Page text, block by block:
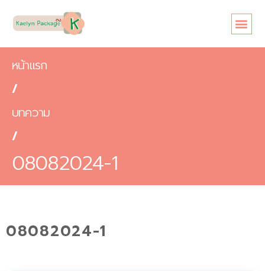
หน้าแรก
/
บทความ
/
08082024-1
08082024-1